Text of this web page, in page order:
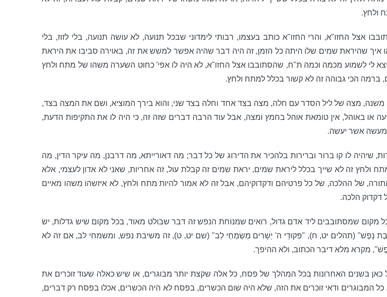
ולחץ.
אצל החזו"א, והרי החזו"א כותב בעצמו, רבותי לימדוני שבכל תנועה, לא עושה תנועה, בלי לזוז, בלי
איך שהיראת שמים שלו היתה כל הזמן, זה היה דבר שהיה אפשר למשש את זה, באוירה סביבו את היראת
לי לשמוע מכמה וכמה ת"ח, שהסתובבו אצל החזו"א, לא היה לו אפי' כחוט השערה משהו של מתח ולחץ
ברמה הכי גבוהה זה לא קשור בכלל למתח ולחץ.
מצה של ליל הסדר עם חלה, מצה בצד אחד וחלה בצד שני, והוא בירך המוציא, ושם את המצה בצד,
או באוהל, אין טומאת אוהל בחמץ ומצה, אבל עוד הרבה דברים שזה זה, כי היה לו את התקיפות הדעת,
אשר יעשה.
שיהיה לו קו ברור וברירות בלהכיר את הדירוג של כל דבר; מה דאורייתא, מה דרבנן, מה עיקר הדין, מה
ולחץ זה לא שייך בכלל ליראת שמים, יראת שמים זה קבלת עול, זה אחריות, שאני לא אדון לעצמי, אלא
של ההלכה, של כל פרטיהם ודקדוקיהם, אבל זה לא אמור להיות מתח ולחץ, לא איזשהו משהו מאיים
דקדוק הלכה.
מקום שמסתובבים ליד אדם גדול, רואים שמנוחת הנפש זה דבר שבולט מאוד, בכל מקום שיש גדלות, יש
נָפֶשׁ" (תהלים יט, ח), "פִּקּוּדֵי ה' יְשָׁרִים מְשַׂמְּחֵי לֵב" (שם יט, ט), זה משיבת נפש, ומשמחי לב, אם זה לא
מקרא מלא דיבר הכתוב, ולא ההיפך.
בשנים האחרונות בכל המהלך של פסח, כל אלה שקצת יותר מבוגרים, או שיש כאלה שעוד זוכרים את
המבוגרים ודאי זוכרים את הזה, שלא היה שום הכשרים, בפסח לא היה הכשרים, אכלו בפסח רק דברים,